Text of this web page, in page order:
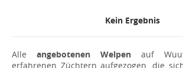
Kein Ergebnis
Alle angebotenen Welpen auf
erfahrenen Züchtern aufgezogen, die